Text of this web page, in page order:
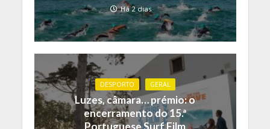
Há 2 dias
DESPORTO GERAL
Luzes, câmara… prémio: o
encerramento do 15.ª
Portuguese Surf Film